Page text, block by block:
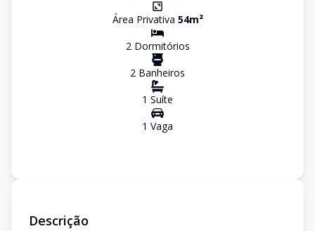
Área Privativa 54m²
2Dormitórios
2 Banheiros
1 Suíte
1 Vaga
Descrição